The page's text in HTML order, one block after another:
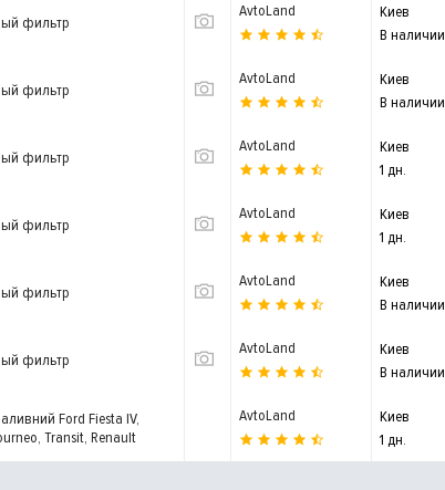
фильтр
AvtoLand
Киев
В наличии
фильтр
AvtoLand
Киев
В наличии
фильтр
AvtoLand
Киев
1 дн.
фильтр
AvtoLand
Киев
1 дн.
фильтр
AvtoLand
Киев
В наличии
фильтр
AvtoLand
Киев
В наличии
Ford Fiesta IV,
Transit, Renault
AvtoLand
Киев
1 дн.